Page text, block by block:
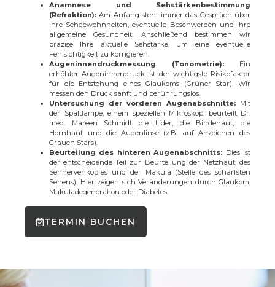
Anamnese und Sehstärkenbestimmung
(Refraktion): Am Anfang steht immer das Gespräch über
Ihre Sehgewohnheiten, eventuelle Beschwerden und Ihre
allgemeine Gesundheit. Anschließend bestimmen wir
präzise Ihre aktuelle Sehstärke, um eine eventuelle
Fehlsichtigkeit zu korrigieren.
Augeninnendruckmessung (Tonometrie):Ein
erhöhter Augeninnendruck ist der wichtigste Risikofaktor
für die Entstehung eines Glaukoms (Grüner Star). Wir
messen den Druck sanft und berührungslos.
Untersuchung der vorderen Augenabschnitte: Mit
der Spaltlampe, einem speziellen Mikroskop, beurteilt Dr.
med. Mareen Schmidt die Lider, die Bindehaut, die
Hornhaut und die Augenlinse (z.B. auf Anzeichen des
Grauen Stars).
Beurteilung des hinteren Augenabschnitts: Dies ist
der entscheidende Teil zur Beurteilung der Netzhaut, des
Sehnervenkopfes und der Makula (Stelle des schärfsten
Sehens). Hier zeigen sich Veränderungen durch Glaukom,
Makuladegeneration oder Diabetes.
TERMIN BUCHEN